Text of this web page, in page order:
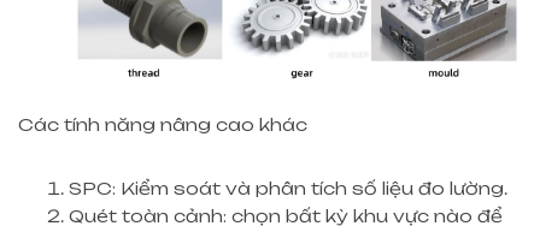
Các tính năng nâng cao khác
SPC: Kiểm soát và phân tích số liệu đo lường.
Quét toàn cảnh: chọn bất kỳ khu vực nào để